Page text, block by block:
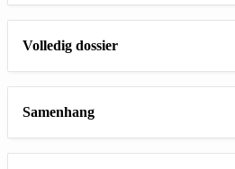
Volledig dossier
Samenhang